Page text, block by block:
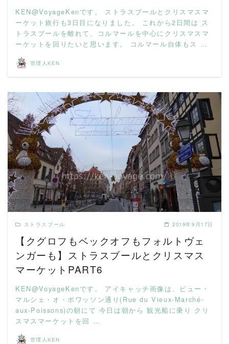
KEN@VoyageKenです。 ストラスブールとクリスマスマ
ーケット旅行も3日目になりました。 これから2日間は ス
トラスブールを離れて、コルマールを中心にクリスマスマ
ーケットを回りたいと思います。 コルマール自体もス …
管理人KEN
READ MORE
ストラスブール 2019年9月17日
【クグロフもベックオフもフォルトヴェ
ンガーも】ストラスブールとクリスマス
マーケットPART6
KEN@VoyageKenです。 アイキャッチ画像は、ビュー・
マルシェ・オ・ポワッソン通り(Rue du Vieux-Marché-
aux-Poissons)の朝にて 今日は朝から 観光船に乗り クリ
スマスマーケットを回 …
管理人KEN